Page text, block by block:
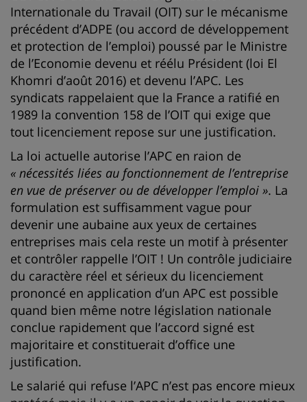
Internationale du Travail (OIT) sur le mécanisme
précédent d’ADPE (ou accord de développement
et protection de l’emploi) poussé par le Ministre
de l’Economie devenu et réélu Président (loi El
Khomri d’août 2016) et devenu l’APC. Les
syndicats rappelaient que la France a ratifié en
1989 la convention 158 de l’OIT qui exige que
tout licenciement repose sur une justification.
La loi actuelle autorise l’APC en raion de
« nécessités liées au fonctionnement de l’entreprise
en vue de préserver ou de développer l’emploi ». La
formulation est suffisamment vague pour
devenir une aubaine aux yeux de certaines
entreprises mais cela reste un motif à présenter
et contrôler rappelle l’OIT ! Un contrôle judiciaire
du caractère réel et sérieux du licenciement
prononcé en application d’un APC est possible
quand bien même notre législation nationale
conclue rapidement que l’accord signé est
majoritaire et constituerait d’office une
justification.
Le salarié qui refuse l’APC n’est pas encore mieux